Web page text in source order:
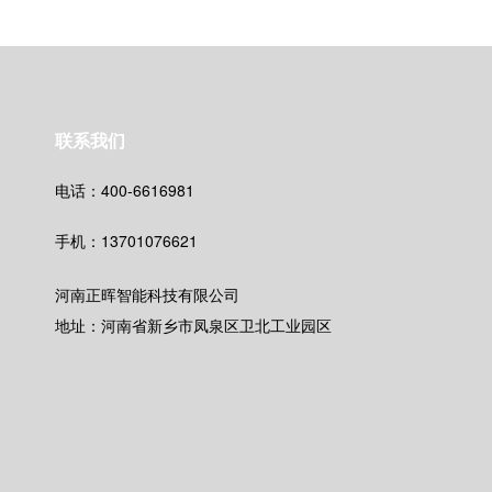
联系我们
电话：400-6616981
手机：13701076621
河南正晖智能科技有限公司
地址：河南省新乡市凤泉区卫北工业园区